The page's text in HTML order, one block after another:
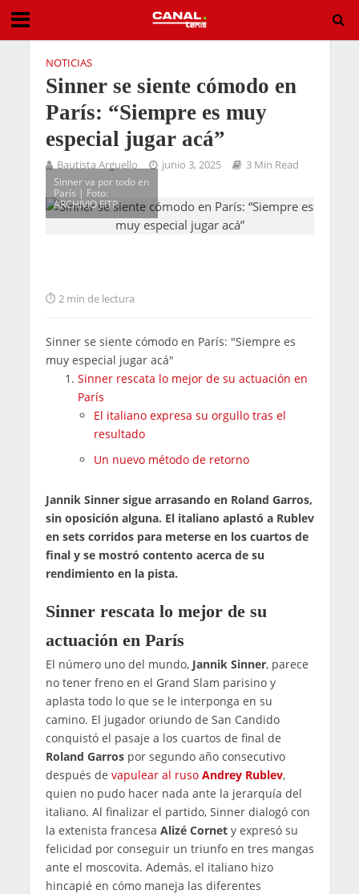
NOTICIAS
Sinner se siente cómodo en
París: “Siempre es muy
especial jugar acá”
Bautista Arguello junio 3, 2025
3 Min Read
Sinner va por todo en
París | Foto:
ARCHIVIO FITP
2 min de lectura
Sinner se siente cómodo en París: "Siempre es
muy especial jugar acá"
Sinner rescata lo mejor de su actuación en
París
El italiano expresa su orgullo tras el
resultado
Un nuevo método de retorno
Jannik Sinner sigue arrasando en Roland Garros,
sin oposición alguna. El italiano aplastó a Rublev
en sets corridos para meterse en los cuartos de
final y se mostró contento acerca de su
rendimiento en la pista.
Sinner rescata lo mejor de su
actuación en París
El número uno del mundo, Jannik Sinner, parece
no tener freno en el Grand Slam parisino y
aplasta todo lo que se le interponga en su
camino. El jugador oriundo de San Candido
conquistó el pasaje a los cuartos de final de
Roland Garrospor segundo año consecutivo
después de vapulear al ruso Andrey Rublev,
quien no pudo hacer nada ante la jerarquía del
italiano. Al finalizar el partido, Sinner dialogó con
la extenista francesa Alizé Cornety expresó su
felicidad por conseguir un triunfo en tres mangas
ante el moscovita. Además, el italiano hizo
hincapié en cómo maneja las diferentes